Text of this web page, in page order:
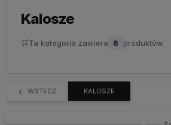
Kalosze
🛒Ta kategoria zawiera 6 produktów
WSTECZ KALOSZE